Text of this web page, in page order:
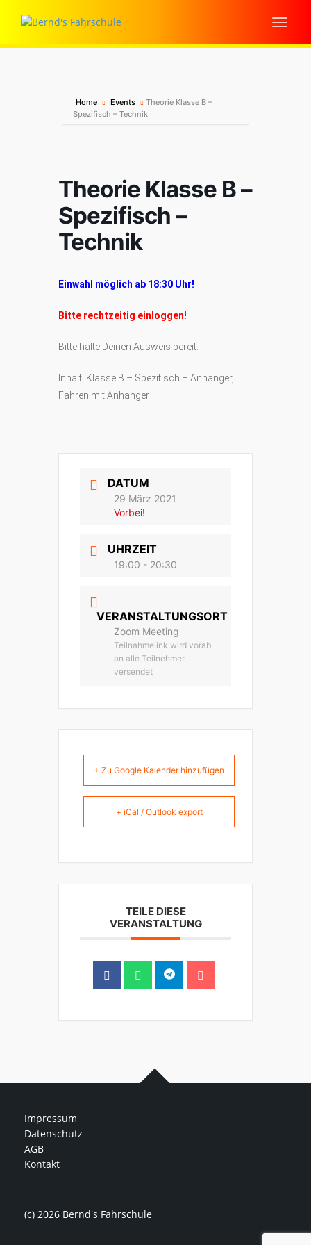
Home Events
Theorie Klasse B –
Spezifisch – Technik
Theorie Klasse B –
Spezifisch –
Technik
Einwahl möglich ab 18:30 Uhr!
Bitte rechtzeitig einloggen!
Bitte halte Deinen Ausweis bereit.
Inhalt: Klasse B – Spezifisch – Anhänger,
Fahren mit Anhänger
DATUM
29 März 2021
Vorbei!
UHRZEIT
19:00 - 20:30
VERANSTALTUNGSORT
Zoom Meeting
Teilnahmelink wird vorab
an alle Teilnehmer
versendet
+ Zu Google Kalender hinzufügen
+ iCal / Outlook export
TEILE DIESE
VERANSTALTUNG
Impressum
Datenschutz
AGB
Kontakt
(c) 2026 Bernd's Fahrschule